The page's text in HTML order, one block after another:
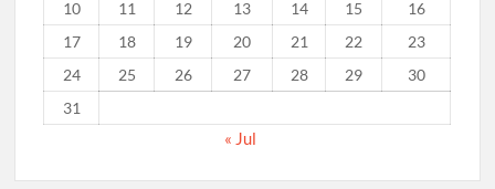
10
11 12 13 14 15
16
17
18 19 20 21 22
23
24
25 26 27 28 29
30
31
« Jul